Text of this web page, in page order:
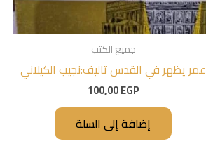
جميع الكتب
عمر يظهر في القدس تاليف:نجيب الكيلاني
100,00EGP
إضافة إلى السلة